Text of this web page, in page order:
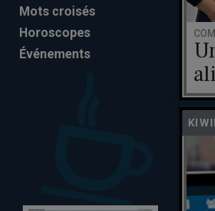
Mots croisés
Horoscopes
Événements